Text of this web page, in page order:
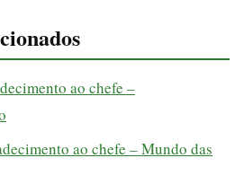
ao chefe –
ao chefe – Mundo das